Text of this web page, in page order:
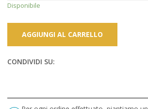
Disponibile
AGGIUNGI AL CARRELLO
CONDIVIDI SU: